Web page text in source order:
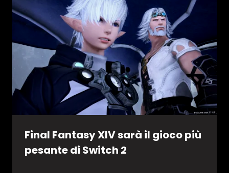
Final Fantasy XIV sarà il gioco più
pesante di Switch 2